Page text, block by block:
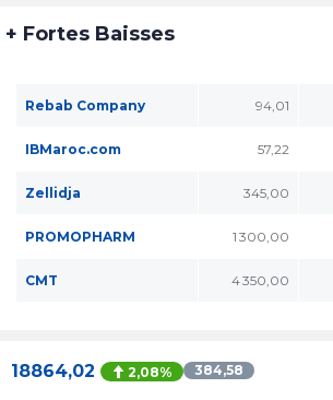
+ Fortes Baisses
Rebab Company 94,01
IBMaroc.com 57,22
Zellidja 345,00
PROMOPHARM 1 300,00
CMT 4 350,00
18864,02 2,08% 384,58